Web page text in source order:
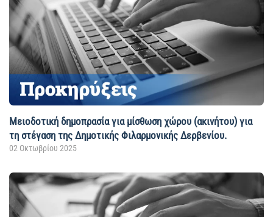
Μειοδοτική δημοπρασία για μίσθωση χώρου (ακινήτου) για
τη στέγαση της Δημοτικής Φιλαρμονικής Δερβενίου.
02 Οκτωβρίου 2025